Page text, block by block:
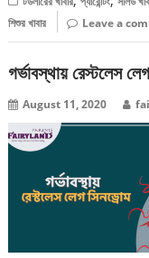
শিশুর খাবার Leave a
গর্ভাবস্থায় রেস্টলেস
August 11, 2020